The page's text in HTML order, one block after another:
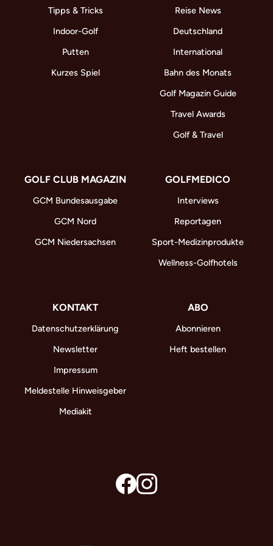
Tipps & Tricks
Indoor-Golf
Putten
Kurzes Spiel
Reise News
Deutschland
International
Bahn des Monats
Golf Magazin Guide
Travel Awards
Golf & Travel
GOLF CLUB MAGAZIN
GCM Bundesausgabe
GCM Nord
GCM Niedersachsen
GOLFMEDICO
Interviews
Reportagen
Sport-Medizinprodukte
Wellness-Golfhotels
KONTAKT
Datenschutzerklärung
Newsletter
Impressum
Meldestelle Hinweisgeber
Mediakit
ABO
Abonnieren
Heft bestellen